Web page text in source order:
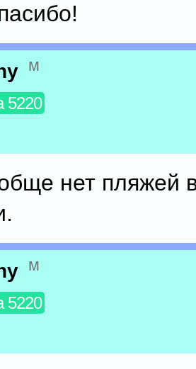
м
5220
нет пляжей
м
5220